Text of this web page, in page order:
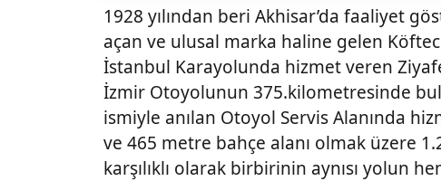
1928 yılından beri Akhisar’da faaliyet
açan ve ulusal marka haline gelen
İstanbul Karayolunda hizmet veren
İzmir Otoyolunun 375.kilometresinde
ismiyle anılan Otoyol Servis Alanında
ve 465 metre bahçe alanı olmak üzere
karşılıklı olarak birbirinin aynısı yolun